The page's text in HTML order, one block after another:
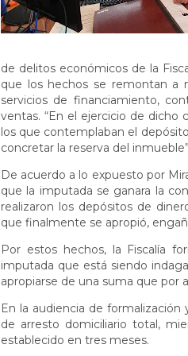
de delitos económicos de la
que los hechos se remontan a
servicios de financiamiento,
ventas. “En el ejercicio de
los que contemplaban el
concretar la reserva del
De acuerdo a lo expuesto por
que la imputada se ganara la
realizaron los depósitos de
que finalmente se apropió,
Por estos hechos, la Fiscalía
imputada que está siendo
apropiarse de una suma que por
En la audiencia de
de arresto domiciliario total,
establecido en tres meses.